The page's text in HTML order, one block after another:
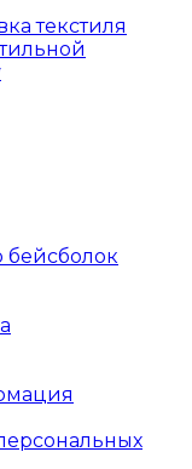
текстиля